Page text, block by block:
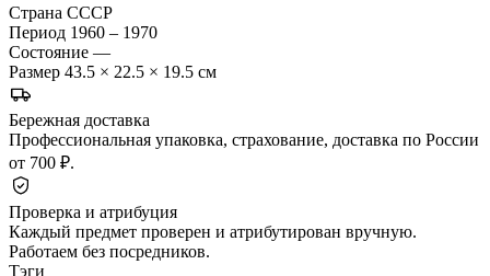
Страна СССР
Период 1960 – 1970
Состояние —
Размер 43.5 × 22.5 × 19.5 см
Бережная доставка
Профессиональная упаковка, страхование, доставка по России
от 700 ₽.
Проверка и атрибуция
Каждый предмет проверен и атрибутирован вручную.
Работаем без посредников.
Тэги